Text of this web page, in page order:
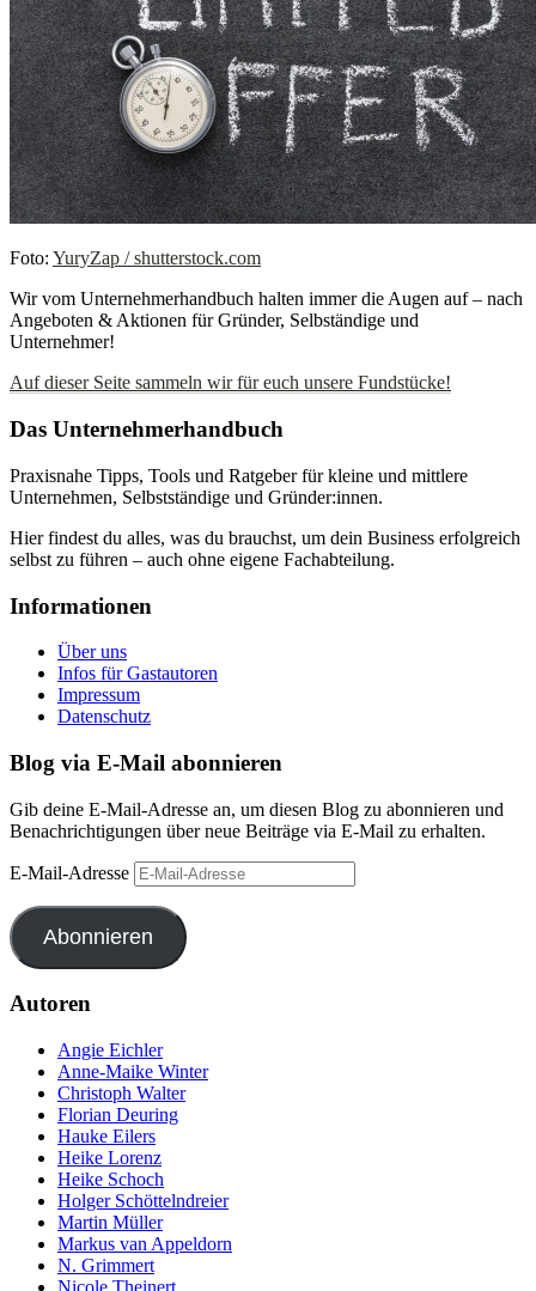
Foto: YuryZap / shutterstock.com
Wir vom Unternehmerhandbuch halten immer die Augen auf – nach
Angeboten & Aktionen für Gründer, Selbständige und
Unternehmer!
Auf dieser Seite sammeln wir für euch unsere Fundstücke!
Das Unternehmerhandbuch
Praxisnahe Tipps, Tools und Ratgeber für kleine und mittlere
Unternehmen, Selbstständige und Gründer:innen.
Hier findest du alles, was du brauchst, um dein Business erfolgreich
selbst zu führen – auch ohne eigene Fachabteilung.
Informationen
Über uns
Infos für Gastautoren
Impressum
Datenschutz
Blog via E-Mail abonnieren
Gib deine E-Mail-Adresse an, um diesen Blog zu abonnieren und
Benachrichtigungen über neue Beiträge via E-Mail zu erhalten.
E-Mail-Adresse
Abonnieren
Autoren
Angie Eichler
Anne-Maike Winter
Christoph Walter
Florian Deuring
Hauke Eilers
Heike Lorenz
Heike Schoch
Holger Schöttelndreier
Martin Müller
Markus van Appeldorn
N. Grimmert